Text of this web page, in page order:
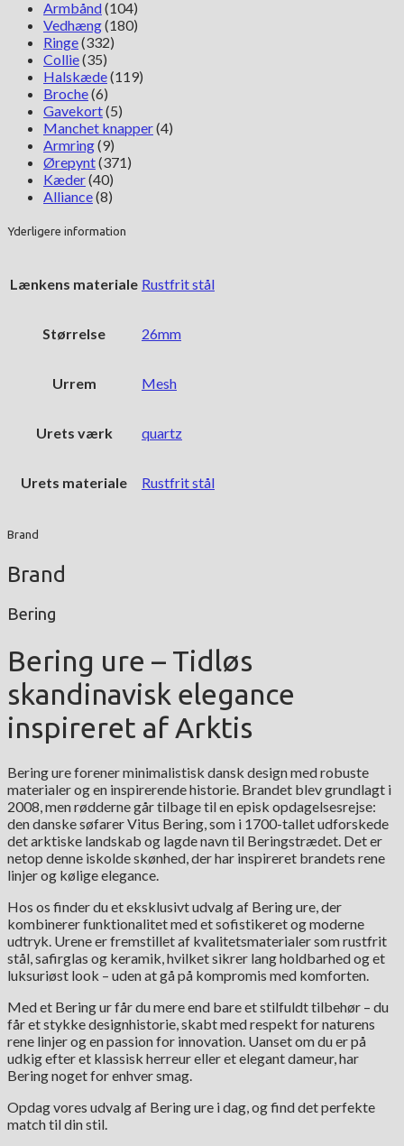
Armbånd(104)
Vedhæng(180)
Ringe(332)
Collie(35)
Halskæde(119)
Broche(6)
Gavekort(5)
Manchet knapper(4)
Armring(9)
Ørepynt(371)
Kæder(40)
Alliance(8)
Yderligere information
Lænkens materiale Rustfrit stål
Størrelse 26mm
Urrem Mesh
Urets værk quartz
Urets materiale Rustfrit stål
Brand
Brand
Bering
Bering ure – Tidløs
skandinavisk elegance
inspireret af Arktis
Bering ure forener minimalistisk dansk design med robuste
materialer og en inspirerende historie. Brandet blev grundlagt i
2008, men rødderne går tilbage til en episk opdagelsesrejse:
den danske søfarer Vitus Bering, som i 1700-tallet udforskede
det arktiske landskab og lagde navn til Beringstrædet. Det er
netop denne iskolde skønhed, der har inspireret brandets rene
linjer og kølige elegance.
Hos os finder du et eksklusivt udvalg af Bering ure, der
kombinerer funktionalitet med et sofistikeret og moderne
udtryk. Urene er fremstillet af kvalitetsmaterialer som rustfrit
stål, safirglas og keramik, hvilket sikrer lang holdbarhed og et
luksuriøst look – uden at gå på kompromis med komforten.
Med et Bering ur får du mere end bare et stilfuldt tilbehør – du
får et stykke designhistorie, skabt med respekt for naturens
rene linjer og en passion for innovation. Uanset om du er på
udkig efter et klassisk herreur eller et elegant dameur, har
Bering noget for enhver smag.
Opdag vores udvalg af Bering ure i dag, og find det perfekte
match til din stil.